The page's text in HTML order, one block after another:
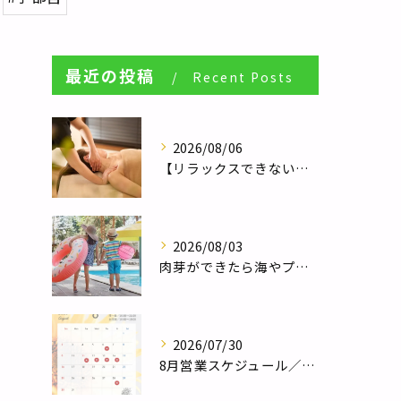
最近の投稿 Recent Posts
2026/08/06
【リラックスできない人へ】体が休まらない本当の理由とは？／自律神経調整サロンHararie〜はらりえ〜
2026/08/03
肉芽ができたら海やプールは大丈夫？夏のレジャー前に知っておきたい注意点／巻き爪補正２４栃木フットケアセンター宇都宮店
2026/07/30
8月営業スケジュール／自律神経調整サロンHararie〜はらりえ〜